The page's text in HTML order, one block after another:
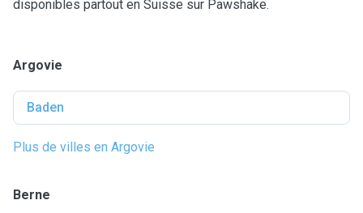
disponibles partout en Suisse sur Pawshake.
Argovie
Baden
Plus de villes en Argovie
Berne